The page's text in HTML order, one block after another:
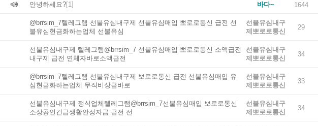
안녕하세요?[1] 바다~ 1644
@brrsim_7텔레그램 선불유심내구제 선불유심매입 뽀로로통신 급전 선
불유심현금화하는업체 선불유심
선불유심내구
제뽀로로통신
29
선불유심내구제 텔레그램@brrsim_7 선불유심매입 뽀로로통신 소액급전
내구제 급전 연체자바로소액급전
선불유심내구
제뽀로로통신
34
@brrsim_7텔레그램 선불유심내구제 뽀로로통신 급전 선불유심매입 유
심현금화하는업체 무직비상금바로
선불유심내구
제뽀로로통신
33
선불유심내구제 정식업체텔레그램@brrsim_7선불유심매입 뽀로로통신
소상공인긴급생활안정자금 급전 선
선불유심내구
제뽀로로통신
34